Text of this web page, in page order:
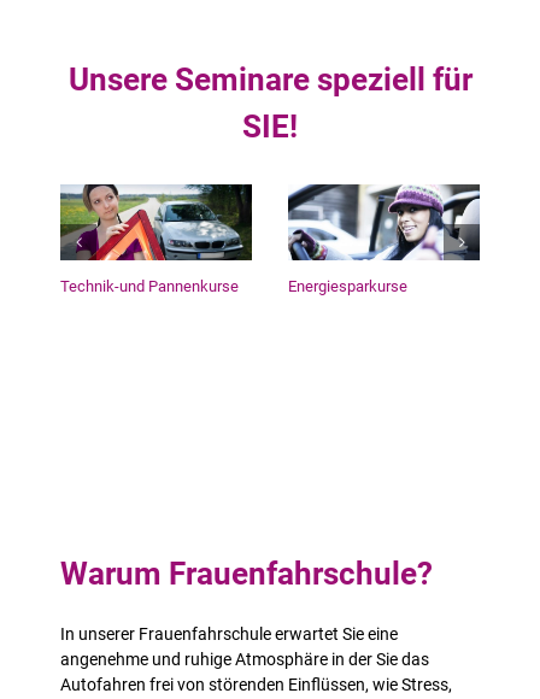
Unsere Seminare speziell für
SIE!
Technik-und Pannenkurse Energiesparkurse
Warum Frauenfahrschule?
In unserer Frauenfahrschule erwartet Sie eine
angenehme und ruhige Atmosphäre in der Sie das
Autofahren frei von störenden Einflüssen, wie Stress,